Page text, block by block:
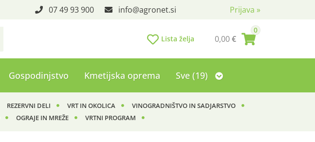
Prijava »
07 49 93 900 info agronet.si
0
0,00€
Lista želja
Gospodinjstvo Kmetijska oprema Sve (19)
REZERVNI DELI VRT IN OKOLICA
VINOGRADNIŠTVO IN SADJARSTVO
OGRAJE IN MREŽE VRTNI PROGRAM